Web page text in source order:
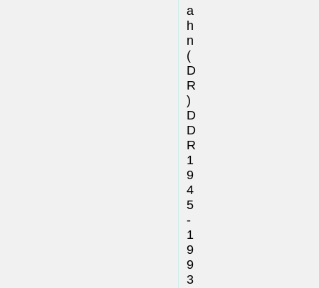
a
h
n
(
D
R
)
D
D
R
1
9
4
5
-
1
9
9
3